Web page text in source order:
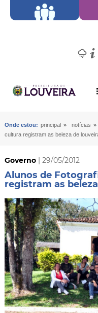
Onde estou: principal » notícias »
cultura registram as beleza de
Governo| 29/05/2012
Alunos de
registram as